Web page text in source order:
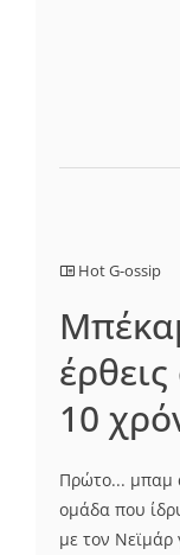
Hot G-ossip
10
Πρώτο... μπαμ
ομάδα που
με τον Νεϊμάρ